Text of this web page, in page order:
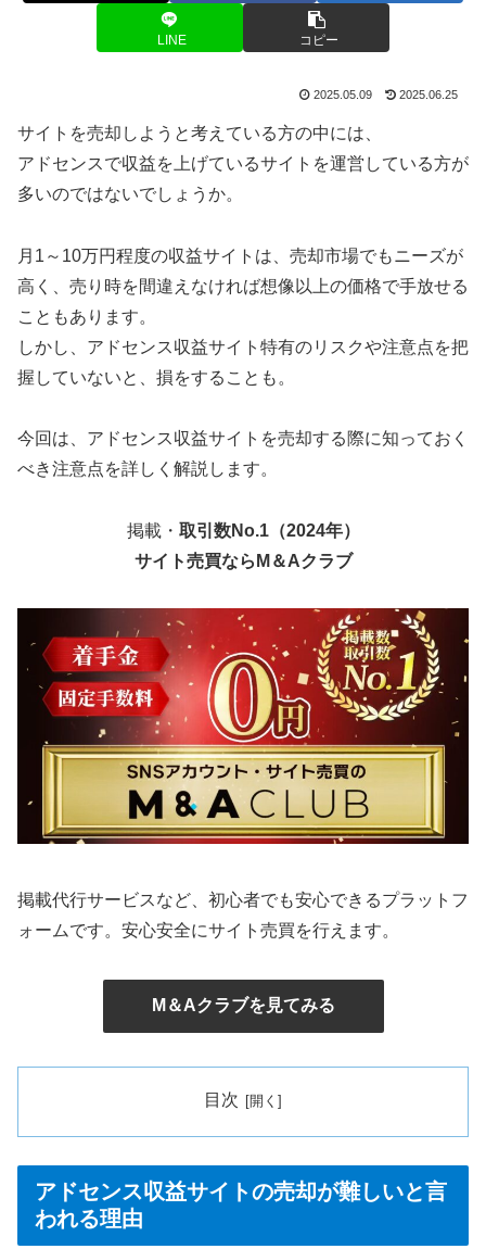
LINE コピー
2025.05.09 2025.06.25
サイトを売却しようと考えている方の中には、
アドセンスで収益を上げているサイトを運営している方が
多いのではないでしょうか。
月1～10万円程度の収益サイトは、売却市場でもニーズが
高く、売り時を間違えなければ想像以上の価格で手放せる
こともあります。
しかし、アドセンス収益サイト特有のリスクや注意点を把
握していないと、損をすることも。
今回は、アドセンス収益サイトを売却する際に知っておく
べき注意点を詳しく解説します。
掲載・ 取引数No.1（2024年）
サイト売買ならM＆Aクラブ
掲載代行サービスなど、初心者でも安心できるプラットフ
ォームです。安心安全にサイト売買を行えます。
M＆Aクラブを見てみる
目次
アドセンス収益サイトの売却が難しいと言
われる理由